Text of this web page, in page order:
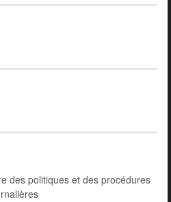
des politiques et des procédures